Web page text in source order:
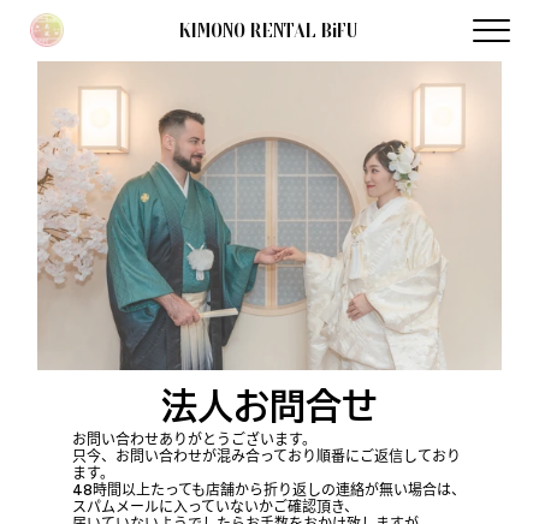
KIMONO RENTAL BiFU
法人お問合せ
お問い合わせありがとうございます。
只今、お問い合わせが混み合っており順番にご返信しており
ます。
48時間以上たっても店舗から折り返しの連絡が無い場合は、
スパムメールに入っていないかご確認頂き、